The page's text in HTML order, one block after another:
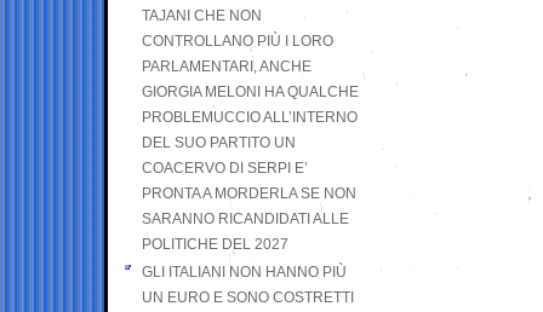
TAJANI CHE NON
CONTROLLANO PIÙ I LORO
PARLAMENTARI, ANCHE
GIORGIA MELONI HA QUALCHE
PROBLEMUCCIO ALL’INTERNO
DEL SUO PARTITO UN
COACERVO DI SERPI E’
PRONTA A MORDERLA SE NON
SARANNO RICANDIDATI ALLE
POLITICHE DEL 2027
GLI ITALIANI NON HANNO PIÙ
UN EURO E SONO COSTRETTI